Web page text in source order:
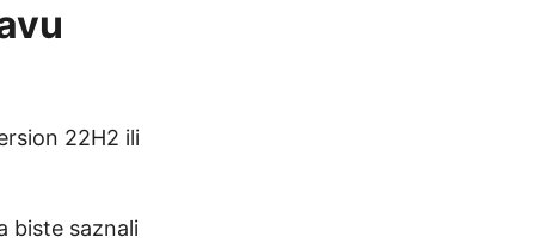
22H2 ili
biste saznali